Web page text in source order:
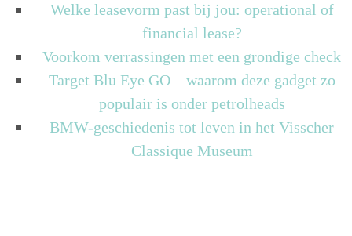
Welke leasevorm past bij jou: operational of
financial lease?
Voorkom verrassingen met een grondige check
Target Blu Eye GO – waarom deze gadget zo
populair is onder petrolheads
BMW-geschiedenis tot leven in het Visscher
Classique Museum